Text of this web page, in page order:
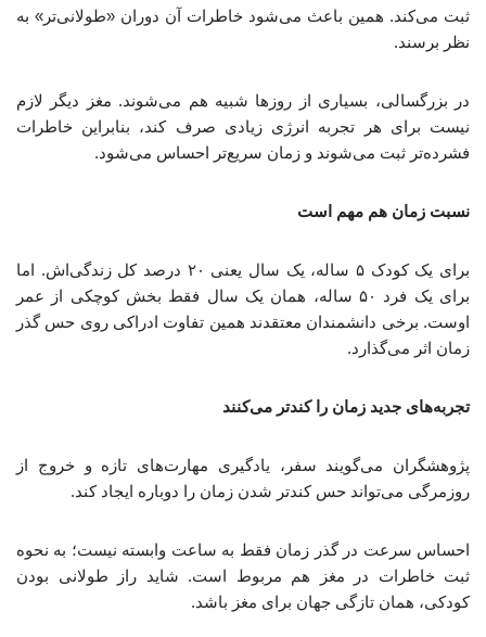
ثبت می‌کند. همین باعث می‌شود خاطرات آن دوران «طولانی‌تر» به
نظر برسند.
در بزرگسالی، بسیاری از روزها شبیه هم می‌شوند. مغز دیگر لازم
نیست برای هر تجربه انرژی زیادی صرف کند، بنابراین خاطرات
فشرده‌تر ثبت می‌شوند و زمان سریع‌تر احساس می‌شود.
نسبت زمان هم مهم است
برای یک کودک ۵ ساله، یک سال یعنی ۲۰ درصد کل زندگی‌اش. اما
برای یک فرد ۵۰ ساله، همان یک سال فقط بخش کوچکی از عمر
اوست. برخی دانشمندان معتقدند همین تفاوت ادراکی روی حس گذر
زمان اثر می‌گذارد.
تجربه‌های جدید زمان را کندتر می‌کنند
پژوهشگران می‌گویند سفر، یادگیری مهارت‌های تازه و خروج از
روزمرگی می‌تواند حس کندتر شدن زمان را دوباره ایجاد کند.
احساس سرعت در گذر زمان فقط به ساعت وابسته نیست؛ به نحوه
ثبت خاطرات در مغز هم مربوط است. شاید راز طولانی بودن
کودکی، همان تازگی جهان برای مغز باشد.